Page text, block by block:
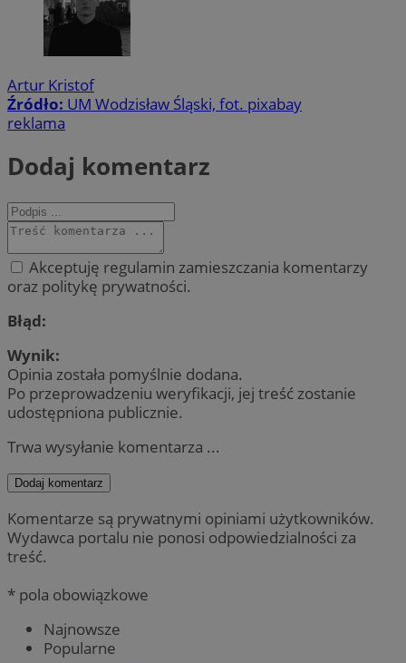
Artur Kristof
Źródło: UM Wodzisław Śląski, fot. pixabay
reklama
Dodaj komentarz
Akceptuję regulamin zamieszczania komentarzy
oraz politykę prywatności.
Błąd:
Wynik:
Opinia została pomyślnie dodana.
Po przeprowadzeniu weryfikacji, jej treść zostanie
udostępniona publicznie.
Trwa wysyłanie komentarza ...
Dodaj komentarz
Komentarze są prywatnymi opiniami użytkowników.
Wydawca portalu nie ponosi odpowiedzialności za
treść.
* pola obowiązkowe
Najnowsze
Popularne